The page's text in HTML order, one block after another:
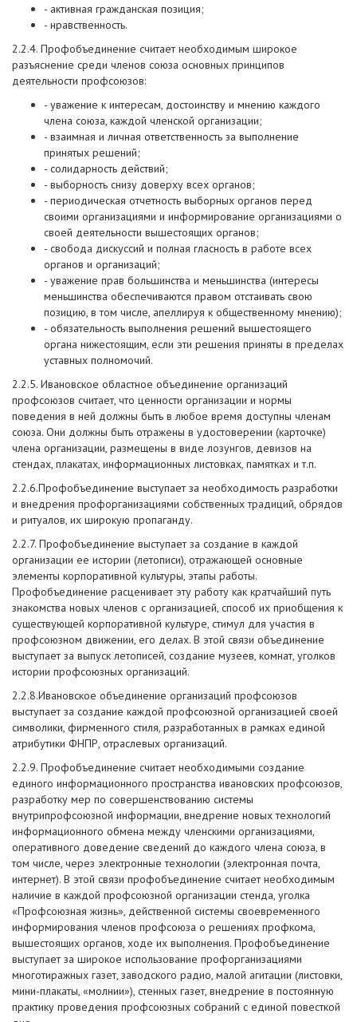
- активная гражданская позиция;
- нравственность.
2.2.4. Профобъединение считает необходимым широкое
разъяснение среди членов союза основных принципов
деятельности профсоюзов:
- уважение к интересам, достоинству и мнению каждого
члена союза, каждой членской организации;
- взаимная и личная ответственность за выполнение
принятых решений;
- солидарность действий;
- выборность снизу доверху всех органов;
- периодическая отчетность выборных органов перед
своими организациями и информирование организациями о
своей деятельности вышестоящих органов;
- свобода дискуссий и полная гласность в работе всех
органов и организаций;
- уважение прав большинства и меньшинства (интересы
меньшинства обеспечиваются правом отстаивать свою
позицию, в том числе, апеллируя к общественному мнению);
- обязательность выполнения решений вышестоящего
органа нижестоящим, если эти решения приняты в пределах
уставных полномочий.
2.2.5. Ивановское областное объединение организаций
профсоюзов считает, что ценности организации и нормы
поведения в ней должны быть в любое время доступны членам
союза. Они должны быть отражены в удостоверении (карточке)
члена организации, размещены в виде лозунгов, девизов на
стендах, плакатах, информационных листовках, памятках и т.п.
2.2.6.Профобъединение выступает за необходимость разработки
и внедрения профорганизациями собственных традиций, обрядов
и ритуалов, их широкую пропаганду.
2.2.7. Профобъединение выступает за создание в каждой
организации ее истории (летописи), отражающей основные
элементы корпоративной культуры, этапы работы.
Профобъединение расценивает эту работу как кратчайший путь
знакомства новых членов с организацией, способ их приобщения к
существующей корпоративной культуре, стимул для участия в
профсоюзном движении, его делах. В этой связи объединение
выступает за выпуск летописей, создание музеев, комнат, уголков
истории профсоюзных организаций.
2.2.8.Ивановское объединение организаций профсоюзов
выступает за создание каждой профсоюзной организацией своей
символики, фирменного стиля, разработанных в рамках единой
атрибутики ФНПР, отраслевых организаций.
2.2.9. Профобъединение считает необходимыми создание
единого информационного пространства ивановских профсоюзов,
разработку мер по совершенствованию системы
внутрипрофсоюзной информации, внедрение новых технологий
информационного обмена между членскими организациями,
оперативного доведение сведений до каждого члена союза, в
том числе, через электронные технологии (электронная почта,
интернет). В этой связи профобъединение считает необходимым
наличие в каждой профсоюзной организации стенда, уголка
«Профсоюзная жизнь», действенной системы своевременного
информирования членов профсоюза о решениях профкома,
вышестоящих органов, ходе их выполнения. Профобъединение
выступает за широкое использование профорганизациями
многотиражных газет, заводского радио, малой агитации (листовки,
мини-плакаты, «молнии»), стенных газет, внедрение в постоянную
практику проведения профсоюзных собраний с единой повесткой